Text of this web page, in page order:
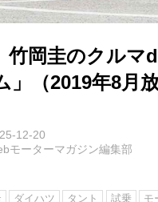
竹岡圭のクル
」（2019年8月放
12-20
モーターマガジン編集部
ダイハツ タント 試乗 モ